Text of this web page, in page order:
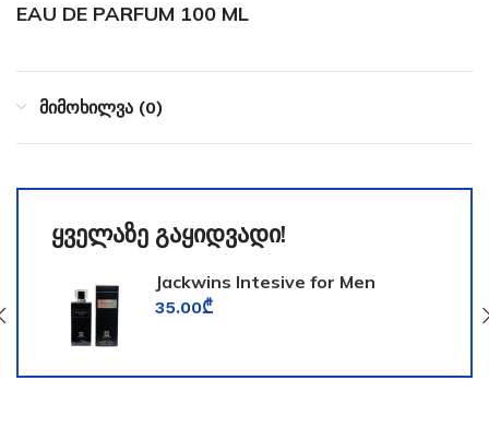
EAU DE PARFUM 100 ML
მიმოხილვა (0)
ყველაზე გაყიდვადი!
Jackwins Intesive for Men
35.00₾